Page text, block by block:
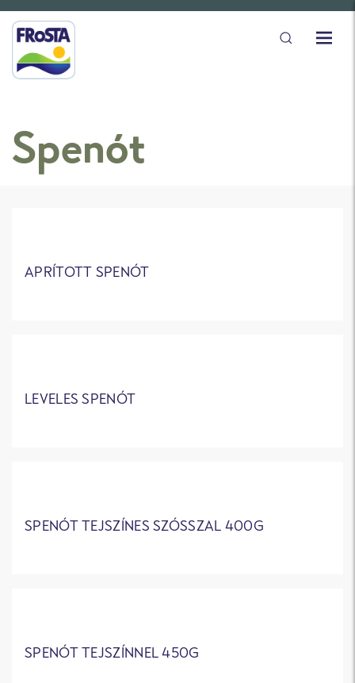
Spenót
APRÍTOTT SPENÓT
LEVELES SPENÓT
SPENÓT TEJSZÍNES SZÓSSZAL 400G
SPENÓT TEJSZÍNNEL 450G